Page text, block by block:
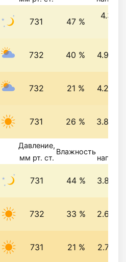
731 47 %
4.3
732 40 % 4.9 м/
732 21 % 4.2 м/
731 26 % 3.8 м/
Давление,
мм рт. ст.
Влажность
731 44 % 3.8 м/
732 33 % 2.6 м/
731 21 % 2.7 м/